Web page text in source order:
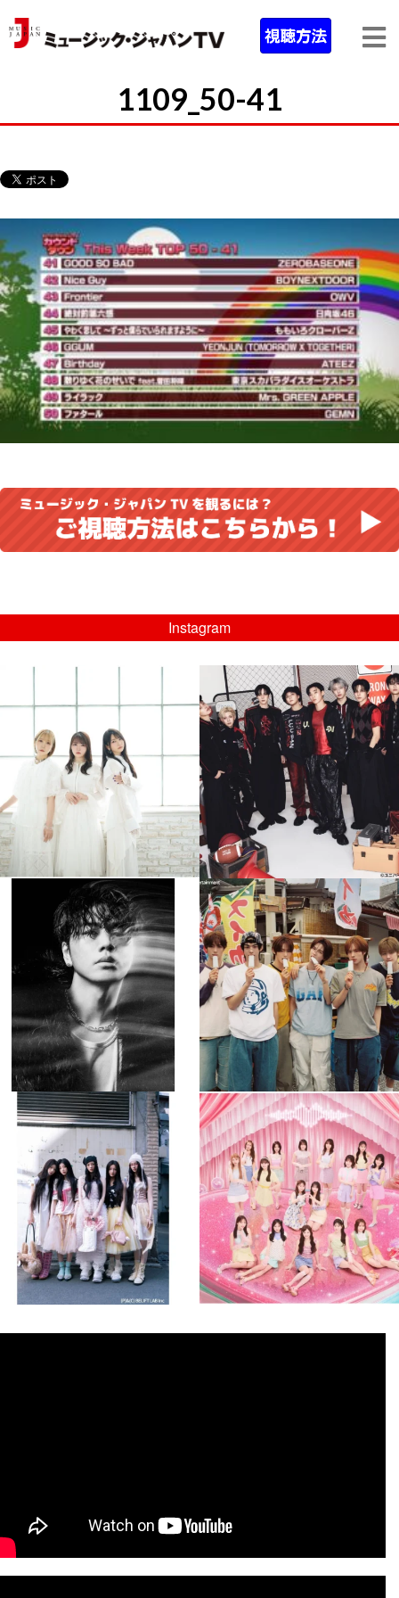
1109_50-41
Instagram
💡8/5(水)特番放送！
...
8月 4
4 0
musicjapantv
💡08/05(水)23:00特番放送！
...
8月 4
4 0
musicjapantv
💡8月特番放送決定！
...
8月 4
305 0
musicjapantv
💡8月特番放送決定！
...
8月 4
5 0
musicjapantv
💡8月特番放送決定！
8月 4
2 0
musicjapantv
💡8月特番放送決定！
...
8月 4
2 0